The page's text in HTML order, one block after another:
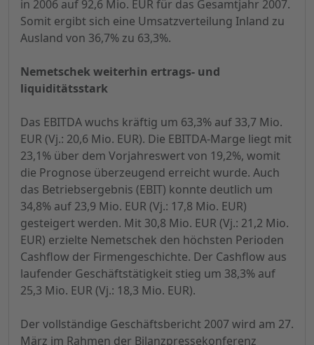
in 2006 auf 92,6 Mio. EUR für das Gesamtjahr 2007.
Somit ergibt sich eine Umsatzverteilung Inland zu
Ausland von 36,7% zu 63,3%.
Nemetschek weiterhin ertrags- und
liquiditätsstark
Das EBITDA wuchs kräftig um 63,3% auf 33,7 Mio.
EUR (Vj.: 20,6 Mio. EUR). Die EBITDA-Marge liegt mit
23,1% über dem Vorjahreswert von 19,2%, womit
die Prognose überzeugend erreicht wurde. Auch
das Betriebsergebnis (EBIT) konnte deutlich um
34,8% auf 23,9 Mio. EUR (Vj.: 17,8 Mio. EUR)
gesteigert werden. Mit 30,8 Mio. EUR (Vj.: 21,2 Mio.
EUR) erzielte Nemetschek den höchsten Perioden
Cashflow der Firmengeschichte. Der Cashflow aus
laufender Geschäftstätigkeit stieg um 38,3% auf
25,3 Mio. EUR (Vj.: 18,3 Mio. EUR).
Der vollständige Geschäftsbericht 2007 wird am 27.
März im Rahmen der Bilanzpressekonferenz